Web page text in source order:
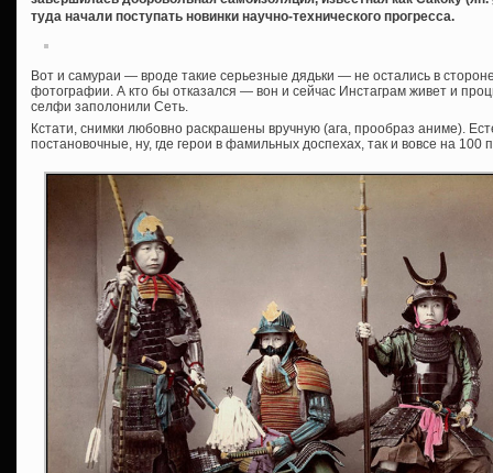
туда начали поступать новинки научно-технического прогресса.
Вот и самураи — вроде такие серьезные дядьки — не остались в
фотографии. А кто бы отказался — вон и сейчас Инстаграм живет и
селфи заполонили Сеть.
Кстати, снимки любовно раскрашены вручную (ага, прообраз аниме).
постановочные, ну, где герои в фамильных доспехах, так и вовсе на 100